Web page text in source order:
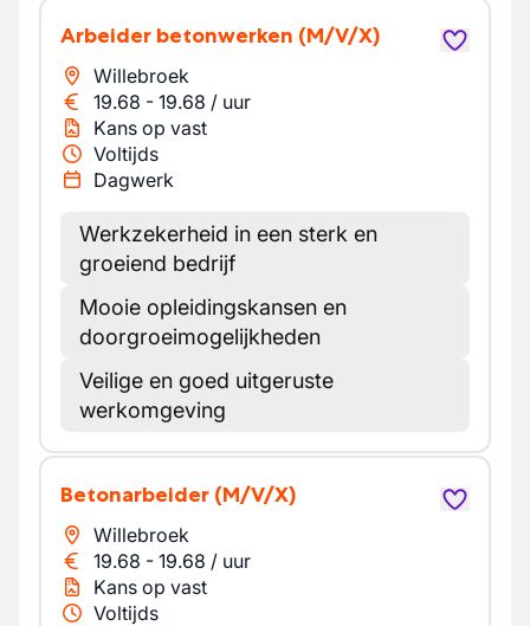
Arbeider betonwerken (M/V/X)
Willebroek
19.68 - 19.68 / uur
Kans op vast
Voltijds
Dagwerk
Werkzekerheid in een sterk en
groeiend bedrijf
Mooie opleidingskansen en
doorgroeimogelijkheden
Veilige en goed uitgeruste
werkomgeving
Betonarbeider (M/V/X)
Willebroek
19.68 - 19.68 / uur
Kans op vast
Voltijds